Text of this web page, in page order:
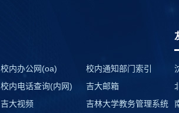
校内办公网(oa)
校内通知部门索引
校内电话查询(内网)
吉大邮箱
吉大视频 吉林大学教务管理系统